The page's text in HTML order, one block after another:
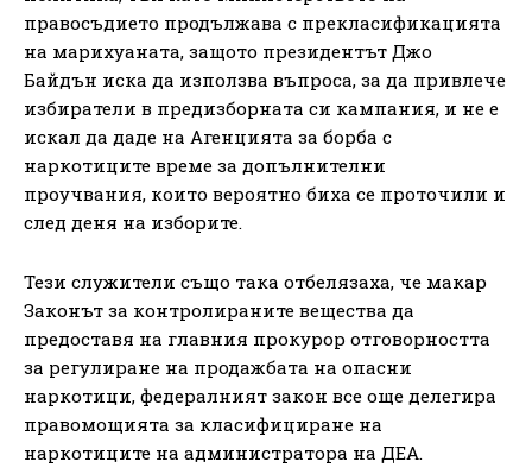
правосъдието продължава с прекласификацията
на марихуаната, защото президентът Джо
Байдън иска да използва въпроса, за да привлече
избиратели в предизборната си кампания, и не е
искал да даде на Агенцията за борба с
наркотиците време за допълнителни
проучвания, които вероятно биха се проточили и
след деня на изборите.
Тези служители също така отбелязаха, че макар
Законът за контролираните вещества да
предоставя на главния прокурор отговорността
за регулиране на продажбата на опасни
наркотици, федералният закон все още делегира
правомощията за класифициране на
наркотиците на администратора на ДЕА.